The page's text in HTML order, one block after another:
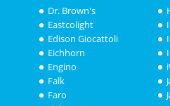
Dr. Brown's
Eastcolight
Edison Giocattoli
Eichhorn
Engino
Falk
Faro